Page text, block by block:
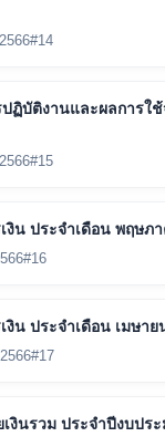
#14
ปฏิบัติงานและผลการใ
#15
งิน ประจำเดือน พฤษภ
#16
งิน ประจำเดือน เมษาย
#17
งินรวม ประจำปีงบปร